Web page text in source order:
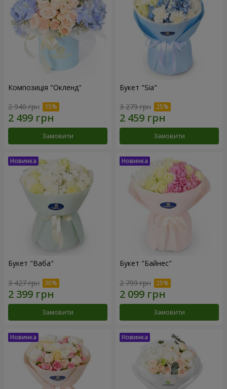
Композиція "Окленд"
2 940 грн
Замовити
Букет "Sia"
3 279 грн
Замовити
Букет "Ваба"
3 427 грн
Замовити
Букет "Байнес"
2 799 грн
Замовити